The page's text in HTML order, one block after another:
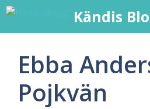
Skip
content
Kändis
Ebba
Pojkvän